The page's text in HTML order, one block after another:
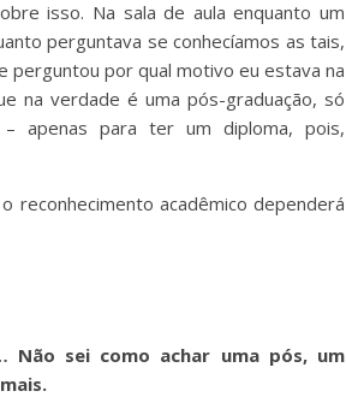
isso. Na sala de aula enquanto um
perguntava se conhecíamos as tais,
perguntou por qual motivo eu estava na
na verdade é uma pós-graduação, só
apenas para ter um diploma, pois,
reconhecimento acadêmico dependerá
sei como achar uma pós, um